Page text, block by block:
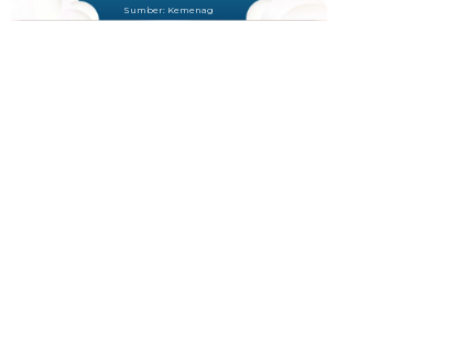
Sumber: Kemenag